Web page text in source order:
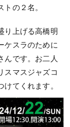
の２名。
り上げる高橋明
ケスラのために
んです。お二人
スマスジャズコ
てくれます。